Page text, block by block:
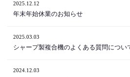
2025.12.12
年末年始休業のお知らせ
2025.03.03
シャープ製複合機のよくある質問につい
2024.12.03